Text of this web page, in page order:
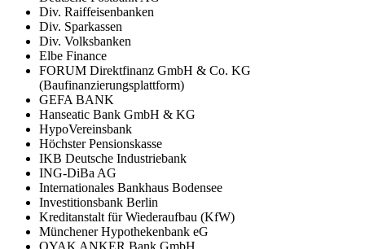
Div. Raiffeisenbanken
Div. Sparkassen
Div. Volksbanken
Elbe Finance
FORUM Direktfinanz GmbH & Co. KG
(Baufinanzierungsplattform)
GEFA BANK
Hanseatic Bank GmbH & KG
HypoVereinsbank
Höchster Pensionskasse
IKB Deutsche Industriebank
ING-DiBa AG
Internationales Bankhaus Bodensee
Investitionsbank Berlin
Kreditanstalt für Wiederaufbau (KfW)
Münchener Hypothekenbank eG